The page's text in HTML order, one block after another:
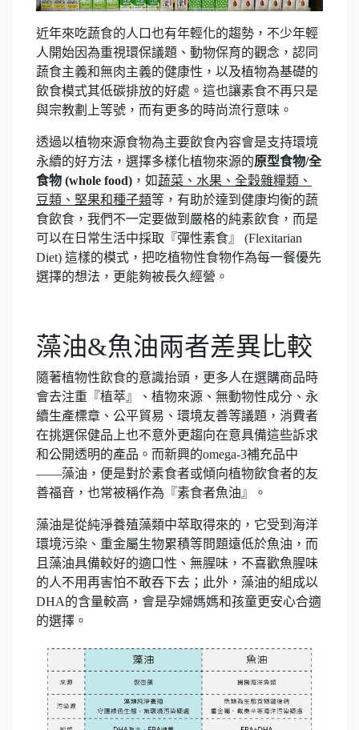
近年來吃蔬食的人口也有年輕化的趨勢，不少年輕
人開始因為重視環保議題、動物保育的觀念，認同
蔬食主義和無肉主義的健康性，以及植物為基礎的
飲食模式其低碳排放的好處。這也讓素食不再只是
與宗教劃上等號，而有更多的時尚流行意味。
透過以植物來源食物為主要飲食內容會是支持環境
永續的好方法，選擇多樣化植物來源的原型食物/全
食物 (whole food) ，如蔬菜、水果、全穀雜糧類、
豆類、堅果和種子類等，有助於達到健康均衡的蔬
食飲食，我們不一定要做到嚴格的純素飲食，而是
可以在日常生活中採取『彈性素食』 (Flexitarian
Diet) 這樣的模式，把吃植物性食物作為每一餐優先
選擇的想法，更能夠被長久經營。
藻油&魚油兩者差異比較
隨著植物性飲食的意識抬頭，更多人在選購商品時
會去注重『植萃』、植物來源、無動物性成分、永
續生產標章、公平貿易、環境友善等議題，消費者
在挑選保健品上也不意外更趨向在意具備這些訴求
和公開透明的產品。而新興的omega-3補充品中
——藻油，便是對於素食者或傾向植物飲食者的友
善福音，也常被稱作為『素食者魚油』。
藻油是從純淨養殖藻類中萃取得來的，它受到海洋
環境污染、重金屬生物累積等問題遠低於魚油，而
且藻油具備較好的適口性、無腥味，不喜歡魚腥味
的人不用再害怕不敢吞下去；此外，藻油的組成以
DHA的含量較高，會是孕婦媽媽和孩童更安心合適
的選擇。